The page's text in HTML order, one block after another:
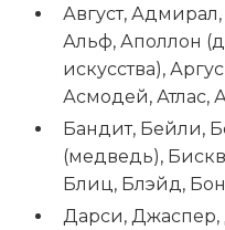
Август,
Альф, Аполлон
искусства),
Асмодей, Атлас,
Бандит, Бейли,
(медведь),
Блиц, Блэйд,
Дарси,